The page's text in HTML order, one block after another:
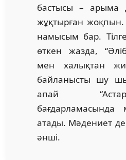
бастысы – арыма
жұқтырған жоқпын.
намысым бар.
өткен жазда,
мен халықтан
байланысты шу
апай
атады. Мәдениет
әнші.